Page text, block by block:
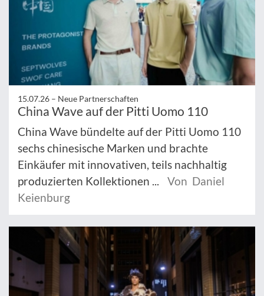
15.07.26 – Neue Partnerschaften
China Wave auf der Pitti Uomo 110
China Wave bündelte auf der Pitti Uomo 110
sechs chinesische Marken und brachte
Einkäufer mit innovativen, teils nachhaltig
produzierten Kollektionen ...
Von Daniel
Keienburg